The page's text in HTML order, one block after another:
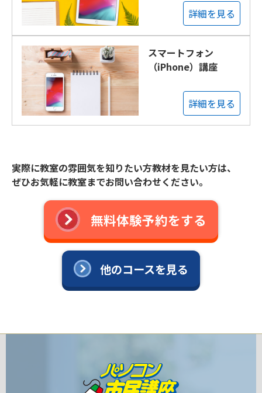
詳細を見る
スマートフォン
（iPhone）講座
詳細を見る
実際に教室の雰囲気を知りたい方教材を見たい方は、
ぜひお気軽に教室までお問い合わせください。
無料体験予約をする
他のコースを見る